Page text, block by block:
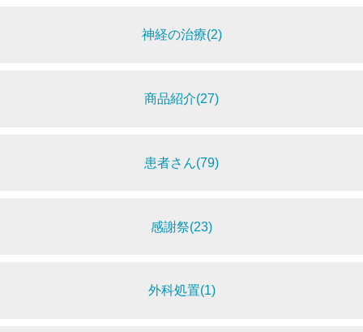
神経の治療(2)
商品紹介(27)
患者さん(79)
感謝祭(23)
外科処置(1)